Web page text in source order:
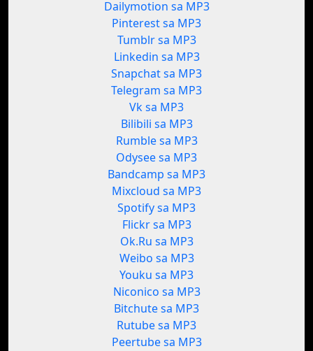
Dailymotion sa MP3
Pinterest sa MP3
Tumblr sa MP3
Linkedin sa MP3
Snapchat sa MP3
Telegram sa MP3
Vk sa MP3
Bilibili sa MP3
Rumble sa MP3
Odysee sa MP3
Bandcamp sa MP3
Mixcloud sa MP3
Spotify sa MP3
Flickr sa MP3
Ok.Ru sa MP3
Weibo sa MP3
Youku sa MP3
Niconico sa MP3
Bitchute sa MP3
Rutube sa MP3
Peertube sa MP3